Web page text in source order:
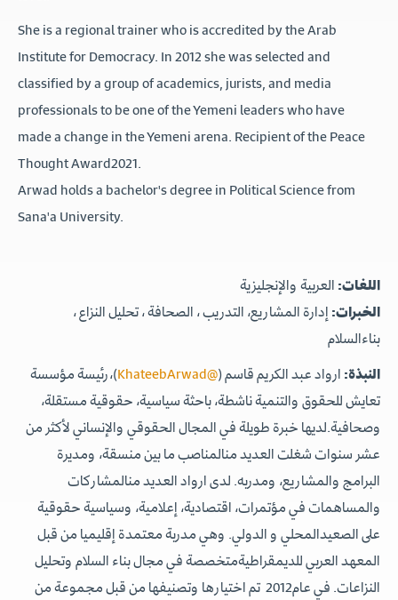
She is a regional trainer who is accredited by the Arab
Institute for Democracy. In 2012 she was selected and
classified by a group of academics, jurists, and media
professionals to be one of the Yemeni leaders who have
made a change in the Yemeni arena. Recipient of the Peace
Thought Award2021.
Arwad holds a bachelor's degree in Political Science from
Sana'a University.
اللغات:العربية والإنجليزية
الخبرات:إدارة المشاريع، التدريب ، الصحافة ، تحليل النزاع ،
بناءالسلام
النبذة:‏ارواد عبد الكريم قاسم (@KhateebArwad
)،رئيسة مؤسسة
تعايش للحقوق والتنمية ناشطة، باحثة سياسية، حقوقية مستقلة،
وصحافية.لديها خبرة طويلة في المجال الحقوقي والإنساني لأكثر من
عشر سنوات شغلت العديد منالمناصب ما بين منسقة، ومديرة
البرامج والمشاريع، ومدربه. لدى ارواد العديد منالمشاركات
والمساهمات في مؤتمرات، اقتصادية، إعلامية، وسياسية حقوقية
على الصعيدالمحلي و الدولي. وهي مدربة معتمدة إقليميا من قبل
المعهد العربي للديمقراطيةمتخصصة في مجال بناء السلام وتحليل
النزاعات. في عام2012 تم اختيارها وتصنيفها من قبل مجموعة من